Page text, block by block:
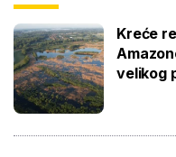
Kreće
velikog